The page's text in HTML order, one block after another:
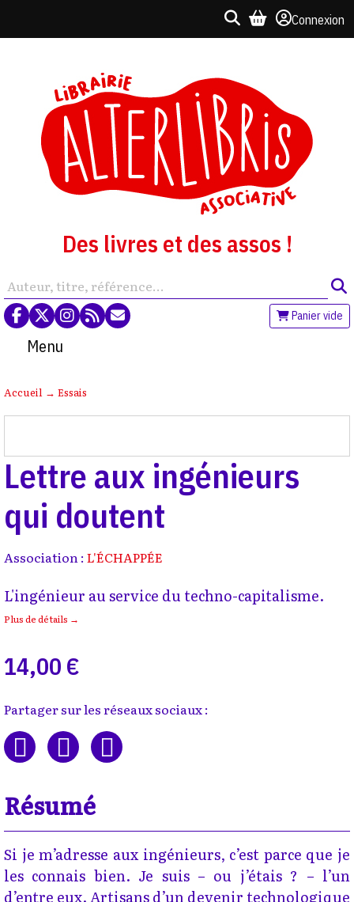
Connexion
Des livres et des assos !
Panier vide
Menu
Accueil → Essais
Lettre aux ingénieurs
qui doutent
Association : L'ÉCHAPPÉE
L'ingénieur au service du techno-capitalisme.
Plus de détails →
14,00 €
Partager sur les réseaux sociaux :
Résumé
Si je m’adresse aux ingénieurs, c’est parce que je
les connais bien. Je suis – ou j’étais ? – l’un
d’entre eux. Artisans d’un devenir technologique